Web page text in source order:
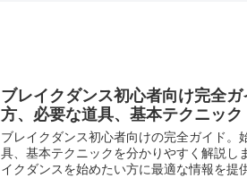
ブレイクダンス初心者向け完全
方、必要な道具、基本テクニック
ブレイクダンス初心者向けの完全ガイド。
具、基本テクニックを分かりやすく解説し
イクダンスを始めたい方に最適な情報を提